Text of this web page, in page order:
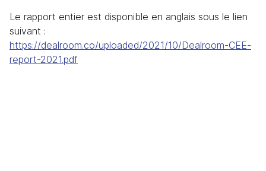
Le rapport entier est disponible en anglais sous le lien
https://dealroom.co/uploaded/2021/10/Dealroom-CEE-
report-2021.pdf